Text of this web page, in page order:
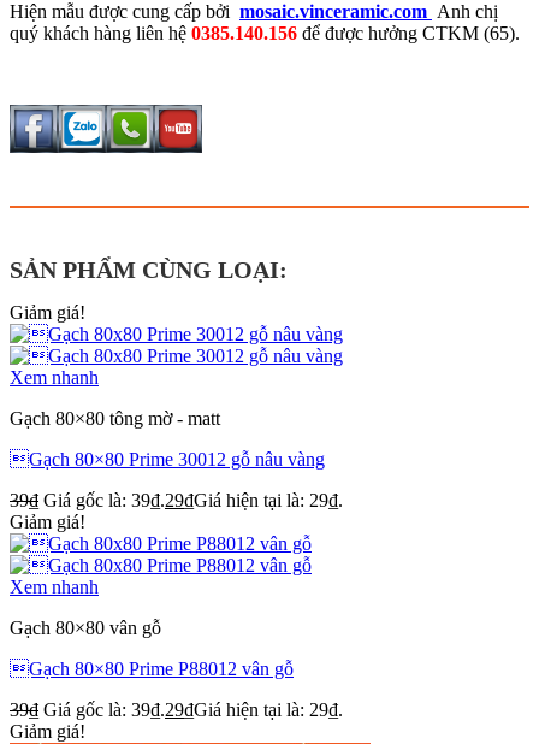
Hiện mẫu được cung cấp bởi mosaic.vinceramic.com Anh chị
quý khách hàng liên hệ 0385.140.156 để được hưởng CTKM (65).
SẢN PHẨM CÙNG LOẠI:
Giảm giá!
Xem nhanh
Gạch 80×80 tông mờ - matt
Gạch 80×80 Prime 30012 gỗ nâu vàng
39₫ Giá gốc là: 39₫.29₫Giá hiện tại là: 29₫.
Giảm giá!
Xem nhanh
Gạch 80×80 vân gỗ
Gạch 80×80 Prime P88012 vân gỗ
39₫ Giá gốc là: 39₫.29₫Giá hiện tại là: 29₫.
Giảm giá!